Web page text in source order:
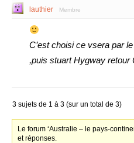
lauthier Membre
C’est choisi ce vsera par
,puis stuart Hygway
3 sujets de 1 à 3 (sur un total de 3)
Le forum ‘Australie – le pays-
et réponses.